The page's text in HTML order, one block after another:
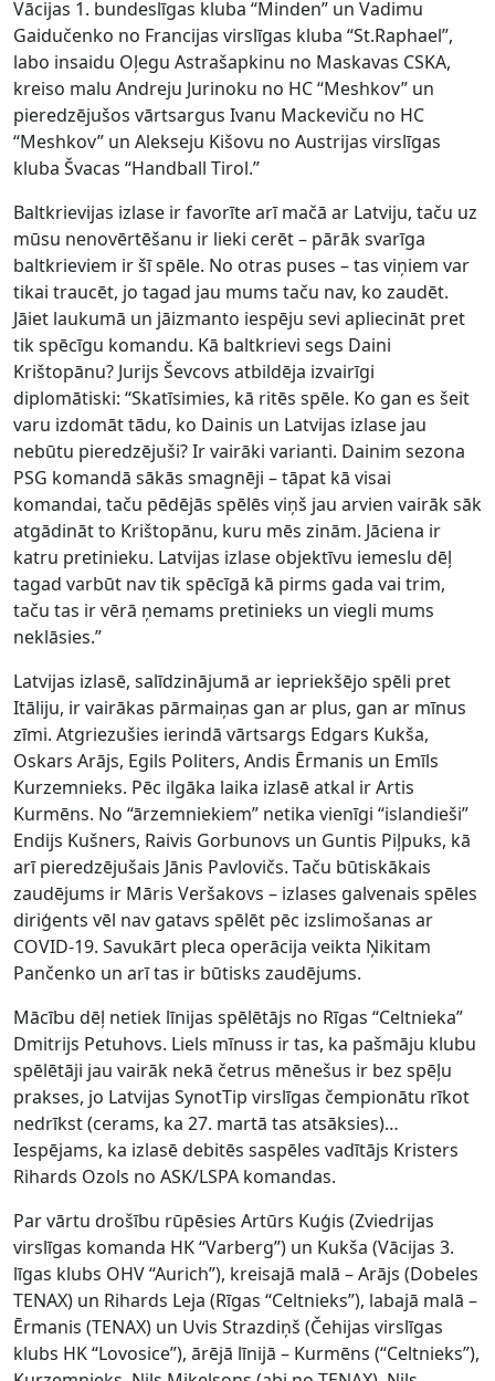
Vācijas 1. bundeslīgas kluba “Minden” un Vadimu
Gaidučenko no Francijas virslīgas kluba “St.Raphael”,
labo insaidu Oļegu Astrašapkinu no Maskavas CSKA,
kreiso malu Andreju Jurinoku no HC “Meshkov” un
pieredzējušos vārtsargus Ivanu Mackeviču no HC
“Meshkov” un Alekseju Kišovu no Austrijas virslīgas
kluba Švacas “Handball Tirol.”
Baltkrievijas izlase ir favorīte arī mačā ar Latviju, taču uz
mūsu nenovērtēšanu ir lieki cerēt – pārāk svarīga
baltkrieviem ir šī spēle. No otras puses – tas viņiem var
tikai traucēt, jo tagad jau mums taču nav, ko zaudēt.
Jāiet laukumā un jāizmanto iespēju sevi apliecināt pret
tik spēcīgu komandu. Kā baltkrievi segs Daini
Krištopānu? Jurijs Ševcovs atbildēja izvairīgi
diplomātiski: “Skatīsimies, kā ritēs spēle. Ko gan es šeit
varu izdomāt tādu, ko Dainis un Latvijas izlase jau
nebūtu pieredzējuši? Ir vairāki varianti. Dainim sezona
PSG komandā sākās smagnēji – tāpat kā visai
komandai, taču pēdējās spēlēs viņš jau arvien vairāk sāk
atgādināt to Krištopānu, kuru mēs zinām. Jāciena ir
katru pretinieku. Latvijas izlase objektīvu iemeslu dēļ
tagad varbūt nav tik spēcīgā kā pirms gada vai trim,
taču tas ir vērā ņemams pretinieks un viegli mums
neklāsies.”
Latvijas izlasē, salīdzinājumā ar iepriekšējo spēli pret
Itāliju, ir vairākas pārmaiņas gan ar plus, gan ar mīnus
zīmi. Atgriezušies ierindā vārtsargs Edgars Kukša,
Oskars Arājs, Egils Politers, Andis Ērmanis un Emīls
Kurzemnieks. Pēc ilgāka laika izlasē atkal ir Artis
Kurmēns. No “ārzemniekiem” netika vienīgi “islandieši”
Endijs Kušners, Raivis Gorbunovs un Guntis Piļpuks, kā
arī pieredzējušais Jānis Pavlovičs. Taču būtiskākais
zaudējums ir Māris Veršakovs – izlases galvenais spēles
diriģents vēl nav gatavs spēlēt pēc izslimošanas ar
COVID-19. Savukārt pleca operācija veikta Ņikitam
Pančenko un arī tas ir būtisks zaudējums.
Mācību dēļ netiek līnijas spēlētājs no Rīgas “Celtnieka”
Dmitrijs Petuhovs. Liels mīnuss ir tas, ka pašmāju klubu
spēlētāji jau vairāk nekā četrus mēnešus ir bez spēļu
prakses, jo Latvijas SynotTip virslīgas čempionātu rīkot
nedrīkst (cerams, ka 27. martā tas atsāksies)…
Iespējams, ka izlasē debitēs saspēles vadītājs Kristers
Rihards Ozols no ASK/LSPA komandas.
Par vārtu drošību rūpēsies Artūrs Kuģis (Zviedrijas
virslīgas komanda HK “Varberg”) un Kukša (Vācijas 3.
līgas klubs OHV “Aurich”), kreisajā malā – Arājs (Dobeles
TENAX) un Rihards Leja (Rīgas “Celtnieks”), labajā malā –
Ērmanis (TENAX) un Uvis Strazdiņš (Čehijas virslīgas
klubs HK “Lovosice”), ārējā līnijā – Kurmēns (“Celtnieks”),